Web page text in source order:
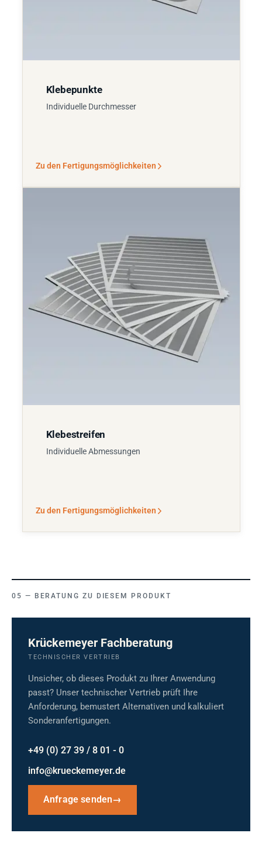
Klebepunkte
Individuelle Durchmesser
Zu den Fertigungsmöglichkeiten
Klebestreifen
Individuelle Abmessungen
Zu den Fertigungsmöglichkeiten
BERATUNG ZU DIESEM PRODUKT
Krückemeyer Fachberatung
TECHNISCHER VERTRIEB
Unsicher, ob dieses Produkt zu Ihrer Anwendung
passt? Unser technischer Vertrieb prüft Ihre
Anforderung, bemustert Alternativen und kalkuliert
Sonderanfertigungen.
+49 (0) 27 39 / 8 01 - 0
info@krueckemeyer.de
Anfrage senden→